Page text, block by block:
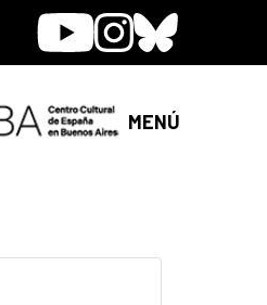
YoutubeInstagram
Bluesky
MENÚ